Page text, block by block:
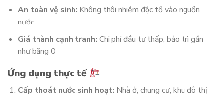
An toàn vệ sinh: Không thôi nhiễm độc tố vào nguồn
nước
Giá thành cạnh tranh: Chi phí đầu tư thấp, bảo trì gần
như bằng 0
Ứng dụng thực tế
Cấp thoát nước sinh hoạt: Nhà ở, chung cư, khu đô thị